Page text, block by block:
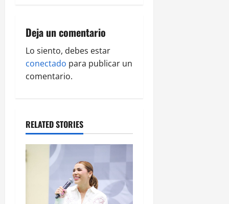
g
a
t
o
n
Deja un comentario
Lo siento, debes estar
conectado para publicar un
comentario.
RELATED STORIES